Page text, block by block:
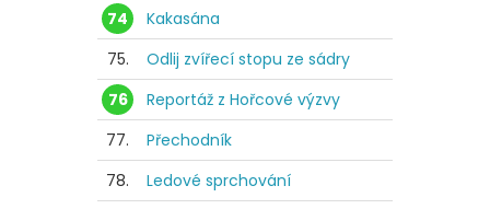
74
Kakasána
75.
Odlij zvířecí stopu ze sádry
76
Reportáž z Hořcové výzvy
77.
Přechodník
78.
Ledové sprchování